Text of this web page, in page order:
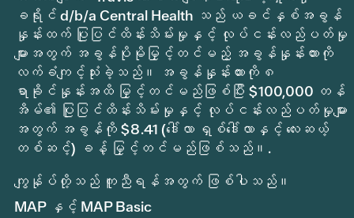
ခရိုင် d/b/a Central Health သည် ယခင်နှစ်အခွန်
နှုန်းထက် ပြုပြင်ထိန်းသိမ်းမှုနှင့် လုပ်ငန်းလည်ပတ်မှု
များအတွက် အခွန်ပိုမိုမြှင့်တင်မည့် အခွန်နှုန်းထားကို
လက်ခံကျင့်သုံးခဲ့သည်။ အခွန်နှုန်းထားကို ၈
ရာခိုင်နှုန်းအထိ မြှင့်တင်မည်ဖြစ်ပြီး $100,000 တန်
အိမ်၏ ပြုပြင်ထိန်းသိမ်းမှုနှင့် လုပ်ငန်းလည်ပတ်မှုများ
အတွက် အခွန်ကို $8.41 (ဒေါ်လာ ရှစ်ဒေါ်လာနှင့် လေးဆယ့်
တစ်ဆင့်) ခန့် မြှင့်တင်မည်ဖြစ်သည်။.
ကျွန်ုပ်တို့သည် ကူညီရန်အတွက် ဖြစ်ပါသည်။
MAP နှင့် MAP Basic